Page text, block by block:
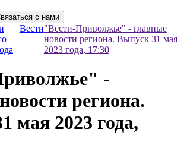
с нами
Вести"Вести-Приволжье" - главные
новости региона. Выпуск 31 мая
2023 года, 17:30
-
региона.
мая 2023 года,